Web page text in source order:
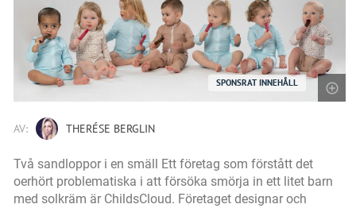
SPONSRAT INNEHÅLL
AV: THERÉSE BERGLIN
Två sandloppor i en smäll Ett företag som förstått det
oerhört problematiska i att försöka smörja in ett litet barn
med solkräm är ChildsCloud. Företaget designar och